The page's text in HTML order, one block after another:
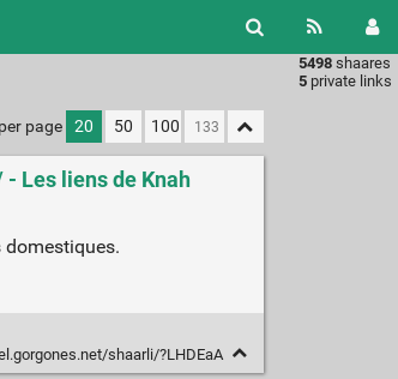
5498 shaares
5 private links
page 20 50 100
Les liens de Knah
domestiques.
shaarli/?LHDEaA